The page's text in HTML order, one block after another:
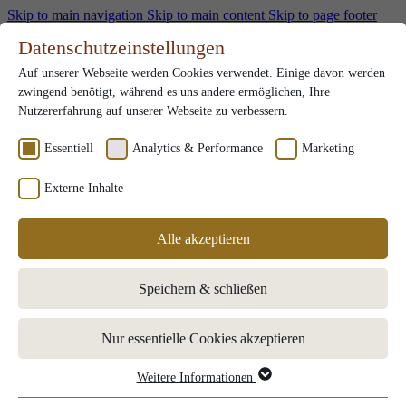
Skip to main navigation Skip to main content Skip to page footer
Gutscheine
Karriere Submenu for Karriere
Team
Stellenangebote
Benefits
Kontakt
DE
Zimmer & Angebote Submenu for "Zimmer & Angebote"
Zusätzliche Extras
Lunches
Restaurants
Datenschutzeinstellungen
Auf unserer Webseite werden Cookies verwendet. Einige davon werden
zwingend benötigt, während es uns andere ermöglichen, Ihre
Nutzererfahrung auf unserer Webseite zu verbessern.
Essentiell Analytics & Performance Marketing
Externe Inhalte
Alle akzeptieren
Speichern & schließen
Nur essentielle Cookies akzeptieren
Weitere Informationen